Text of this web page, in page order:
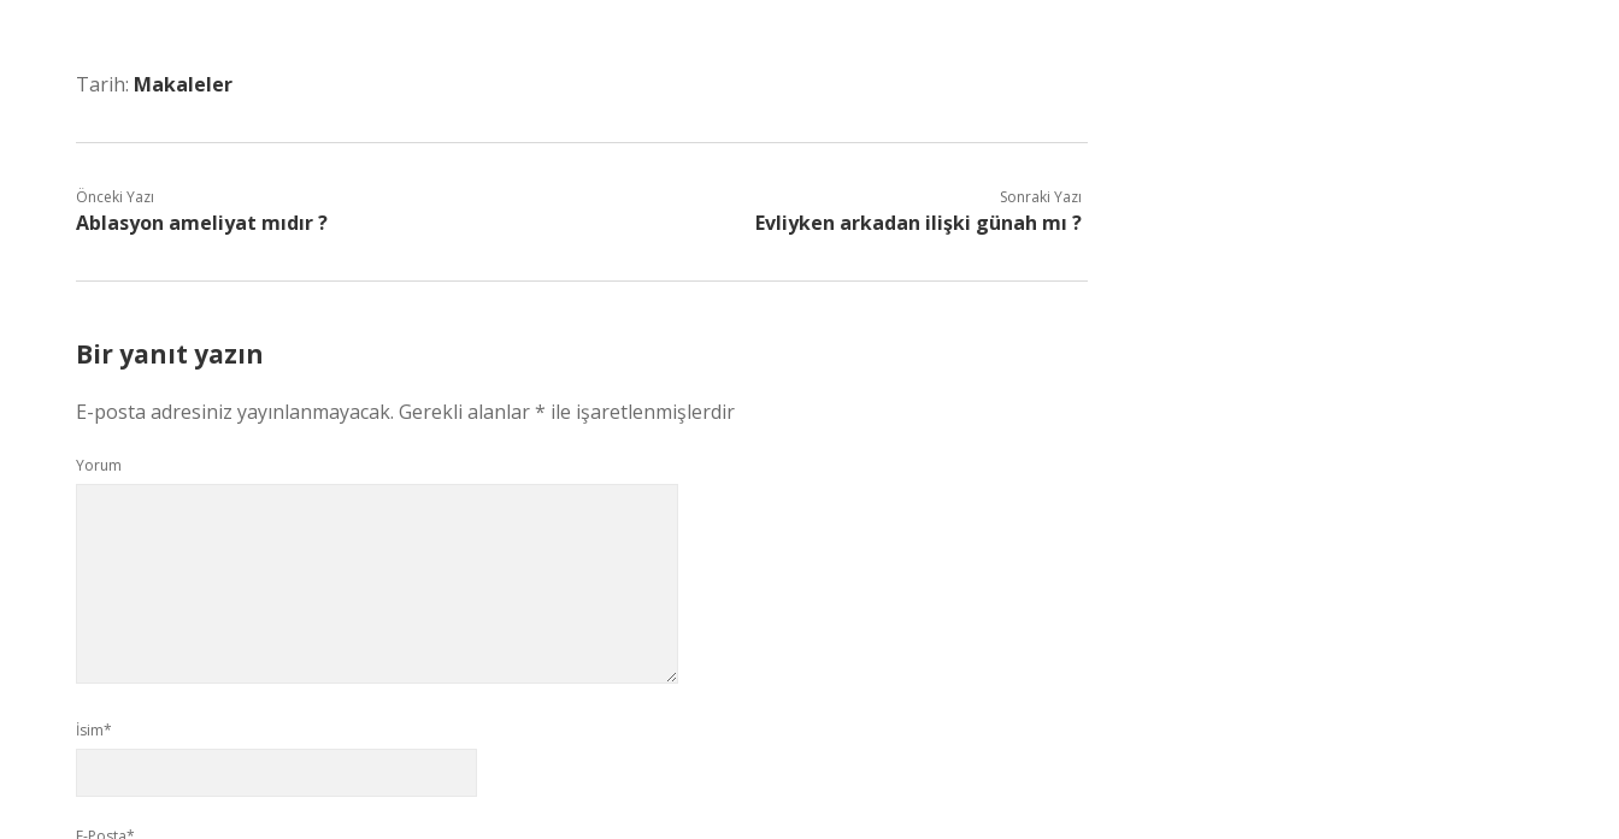
Tarih: Makaleler
Önceki Yazı
Ablasyon ameliyat mıdır ?
Sonraki Yazı
Evliyken arkadan ilişki günah mı ?
Bir yanıt yazın
E-posta adresiniz yayınlanmayacak. Gerekli alanlar* ile işaretlenmişlerdir
Yorum
İsim*